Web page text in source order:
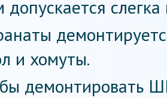
допускается
и хомуты.
демонтировать